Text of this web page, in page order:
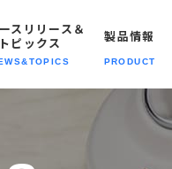
スリリース＆
トピックス
製品情報
PRODUCT